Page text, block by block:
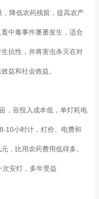
降低农药残留，提高农产
中毒事件屡屡发生，适合
抗性，并将害虫杀灭在对
益和社会效益。
，亩投入成本低，单灯耗电
10小时计，灯价、电费和
，比用农药费用低得多。
次安灯，多年受益